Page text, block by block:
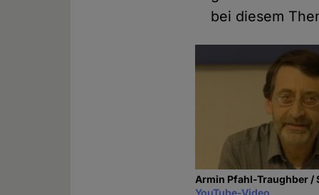
bei diesem
Armin Pfahl-Traughber /